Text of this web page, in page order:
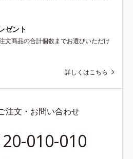
ゼント
文商品の合計個数までお選びいただけ
詳しくはこちら
注文・お問い合わせ
010-010